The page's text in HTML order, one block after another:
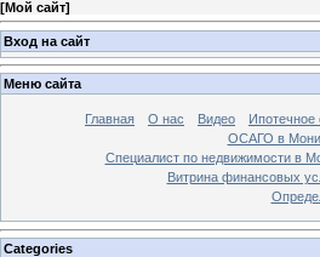
[Мой сайт]
Вход на сайт
Меню сайта
Главная О нас Видео
Ипотечное
ОСАГО в
Специалист по недвижимости в
Витрина финансовых
Categories